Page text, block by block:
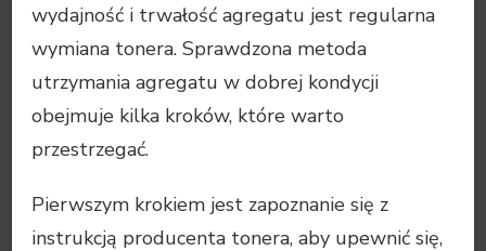
wydajność i trwałość agregatu jest regularna
wymiana tonera. Sprawdzona metoda
utrzymania agregatu w dobrej kondycji
obejmuje kilka kroków, które warto
przestrzegać.
Pierwszym krokiem jest zapoznanie się z
instrukcją producenta tonera, aby upewnić się,